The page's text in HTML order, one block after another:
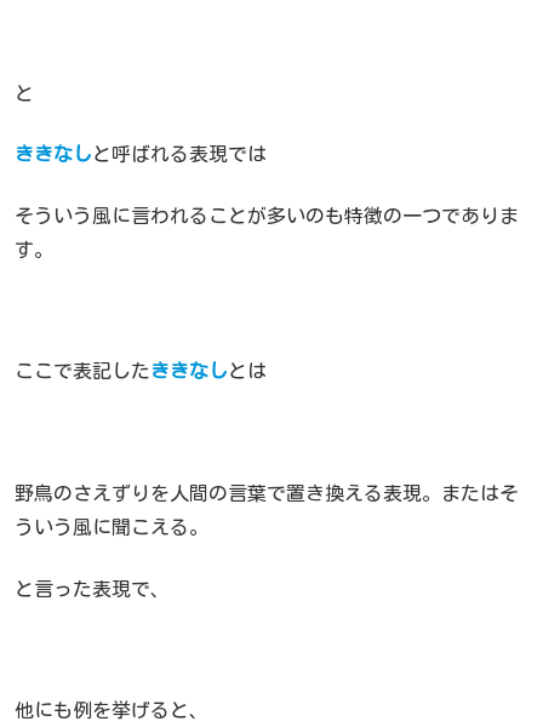
と
ききなしと呼ばれる表現では
そういう風に言われることが多いのも特徴の一つでありま
す。
ここで表記した ききなしとは
野鳥のさえずりを人間の言葉で置き換える表現。またはそ
ういう風に聞こえる。
と言った表現で、
他にも例を挙げると、